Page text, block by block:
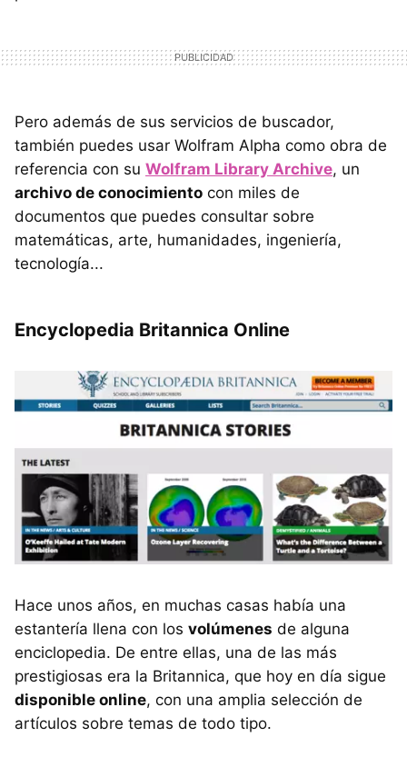
Pero además de sus servicios de buscador,
también puedes usar Wolfram Alpha como obra de
referencia con su Wolfram Library Archive, un
archivo de conocimiento con miles de
documentos que puedes consultar sobre
matemáticas, arte, humanidades, ingeniería,
tecnología...
Encyclopedia Britannica Online
Hace unos años, en muchas casas había una
estantería llena con los volúmenes de alguna
enciclopedia. De entre ellas, una de las más
prestigiosas era la Britannica, que hoy en día sigue
disponible online, con una amplia selección de
artículos sobre temas de todo tipo.